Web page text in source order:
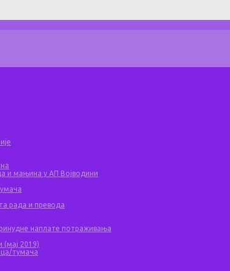
и мањина у АП Војводини
рада и превода
наплате потраживања
(мај 2019)
тумача